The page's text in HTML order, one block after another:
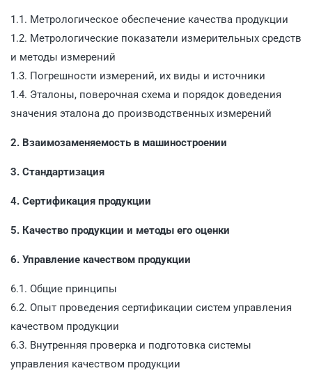
1.1. Метрологическое обеспечение качества продукции
1.2. Метрологические показатели измерительных средств
и методы измерений
1.3. Погрешности измерений, их виды и источники
1.4. Эталоны, поверочная схема и порядок доведения
значения эталона до производственных измерений
2. Взаимозаменяемость в машиностроении
3. Стандартизация
4. Сертификация продукции
5. Качество продукции и методы его оценки
6. Управление качеством продукции
6.1. Общие принципы
6.2. Опыт проведения сертификации систем управления
качеством продукции
6.3. Внутренняя проверка и подготовка системы
управления качеством продукции